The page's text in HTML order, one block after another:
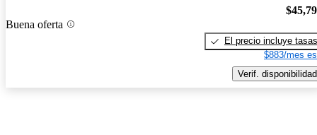
Buena oferta
El precio incluye tasas
$883/mes
Verif. disponibilidad